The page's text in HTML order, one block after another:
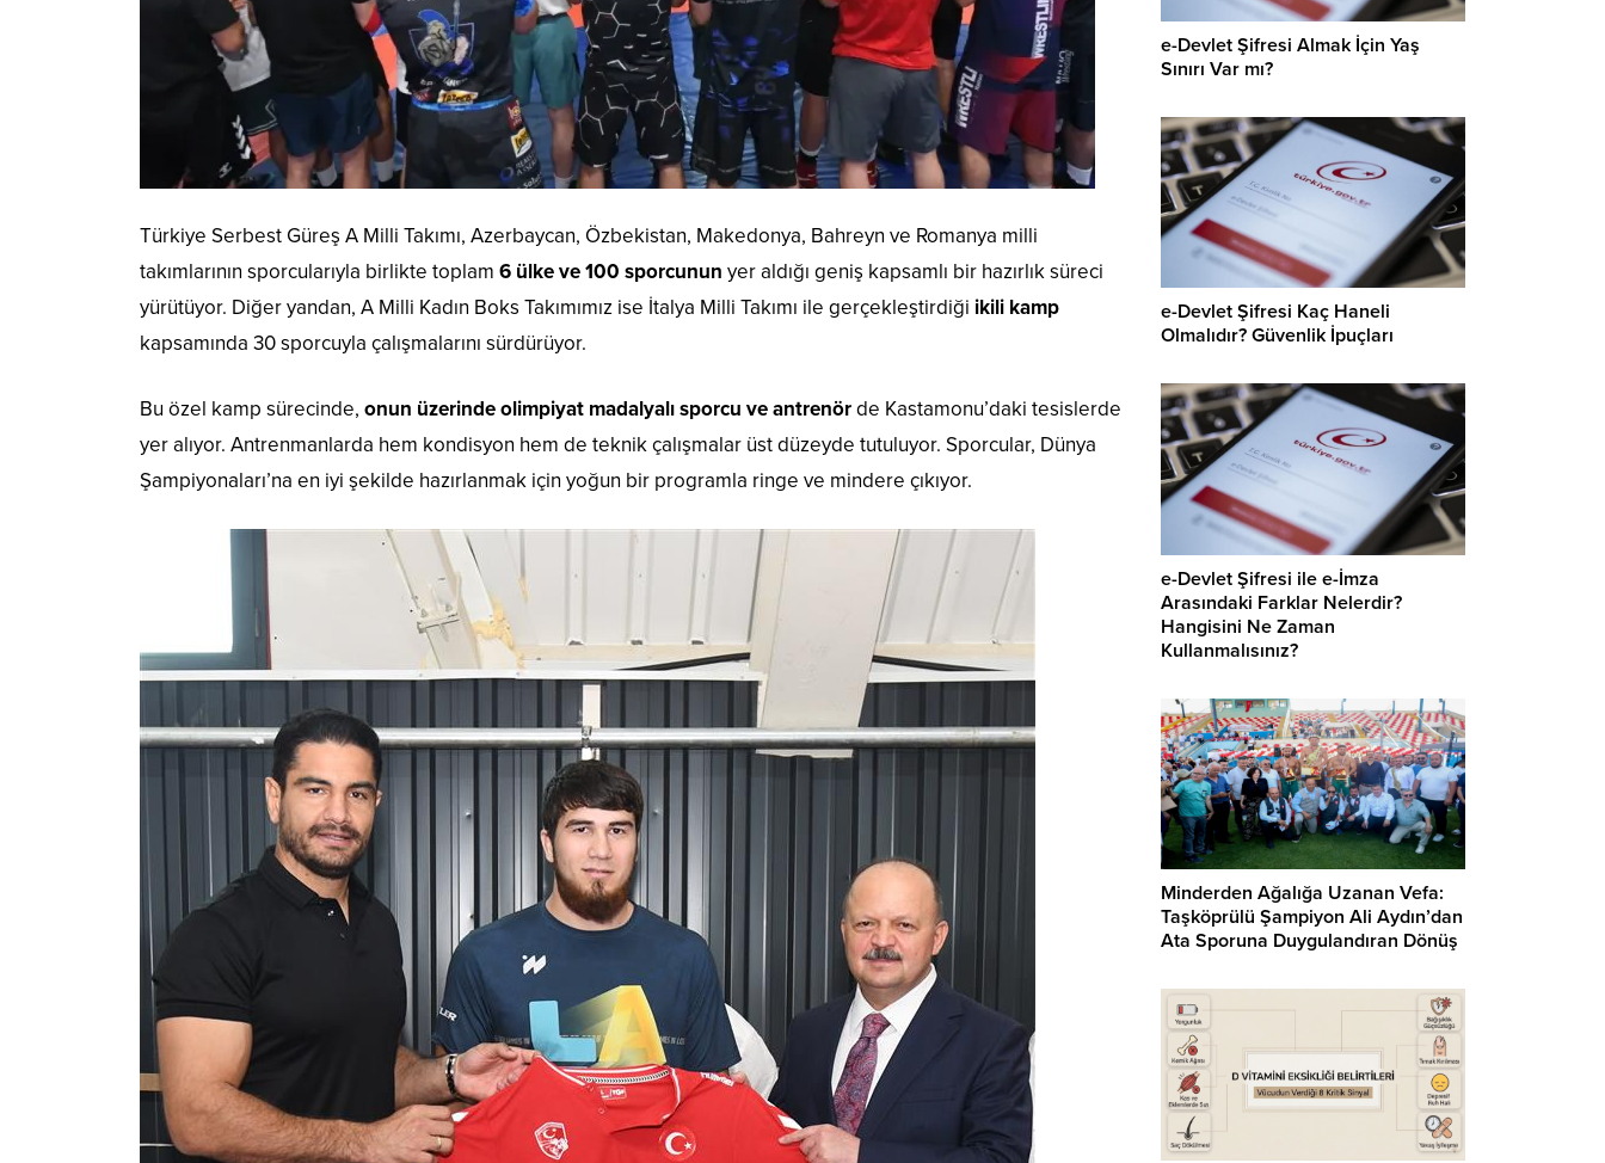
Türkiye Serbest Güreş A Milli Takımı, Azerbaycan, Özbekistan, Makedonya, Bahreyn ve Romanya milli
takımlarının sporcularıyla birlikte toplam 6 ülke ve 100 sporcunun yer aldığı geniş kapsamlı bir hazırlık süreci
yürütüyor. Diğer yandan, A Milli Kadın Boks Takımımız ise İtalya Milli Takımı ile gerçekleştirdiği ikili kamp
kapsamında 30 sporcuyla çalışmalarını sürdürüyor.
Bu özel kamp sürecinde, onun üzerinde olimpiyat madalyalı sporcu ve antrenörde Kastamonu’daki tesislerde
yer alıyor. Antrenmanlarda hem kondisyon hem de teknik çalışmalar üst düzeyde tutuluyor. Sporcular, Dünya
Şampiyonaları’na en iyi şekilde hazırlanmak için yoğun bir programla ringe ve mindere çıkıyor.
e-Devlet Şifresi Almak İçin Yaş
Sınırı Var mı?
e-Devlet Şifresi Kaç Haneli
Olmalıdır? Güvenlik İpuçları
e-Devlet Şifresi ile e-İmza
Arasındaki Farklar Nelerdir?
Hangisini Ne Zaman
Kullanmalısınız?
Minderden Ağalığa Uzanan Vefa:
Taşköprülü Şampiyon Ali Aydın’dan
Ata Sporuna Duygulandıran Dönüş